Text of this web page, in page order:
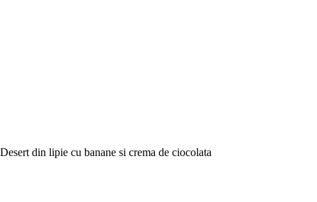
Desert din lipie cu banane si crema de ciocolata